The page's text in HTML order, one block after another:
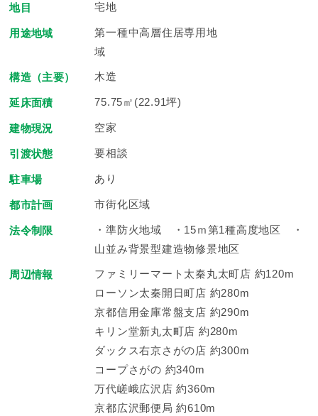
地目 宅地
用途地域
第一種中高層住居専用地
域
構造（主要） 木造
延床面積 75.75㎡(22.91坪)
建物現況 空家
引渡状態 要相談
駐車場 あり
都市計画 市街化区域
法令制限
・準防火地域 ・15ｍ第1種高度地区 ・
山並み背景型建造物修景地区
周辺情報
ファミリーマート太秦丸太町店 約120m
ローソン太秦開日町店 約280m
京都信用金庫常盤支店 約290m
キリン堂新丸太町店 約280m
ダックス右京さがの店 約300m
コープさがの 約340m
万代嵯峨広沢店 約360m
京都広沢郵便局 約610m